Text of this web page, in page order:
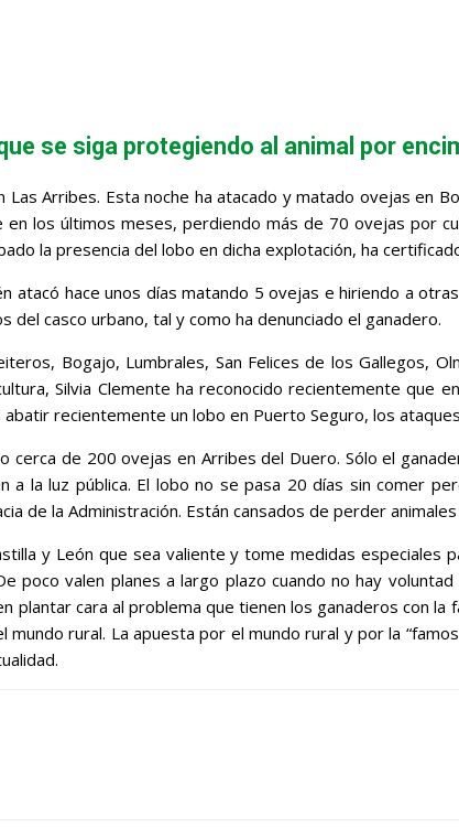
se siga protegiendo al animal por
Las Arribes. Esta noche ha atacado y matado ovejas en
los últimos meses, perdiendo más de 70 ovejas por
la presencia del lobo en dicha explotación, ha
atacó hace unos días matando 5 ovejas e hiriendo a
casco urbano, tal y como ha denunciado el ganadero.
Bogajo, Lumbrales, San Felices de los Gallegos,
Silvia Clemente ha reconocido recientemente
recientemente un lobo en Puerto Seguro, los
cerca de 200 ovejas en Arribes del Duero. Sólo el
a la luz pública. El lobo no se pasa 20 días sin comer
de la Administración. Están cansados de perder
y León que sea valiente y tome medidas
poco valen planes a largo plazo cuando no hay
plantar cara al problema que tienen los ganaderos con
rural. La apuesta por el mundo rural y por la